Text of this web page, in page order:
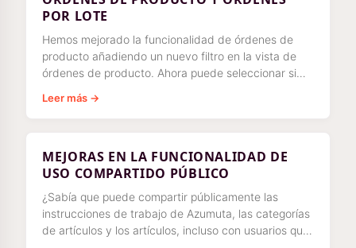
POR LOTE
Hemos mejorado la funcionalidad de órdenes de
producto añadiendo un nuevo filtro en la vista de
órdenes de producto. Ahora puede seleccionar si
lote
Leer más →
MEJORAS EN LA FUNCIONALIDAD DE
USO COMPARTIDO PÚBLICO
¿Sabía que puede compartir públicamente las
instrucciones de trabajo de Azumuta, las categorías
de artículos y los artículos, incluso con usuarios que